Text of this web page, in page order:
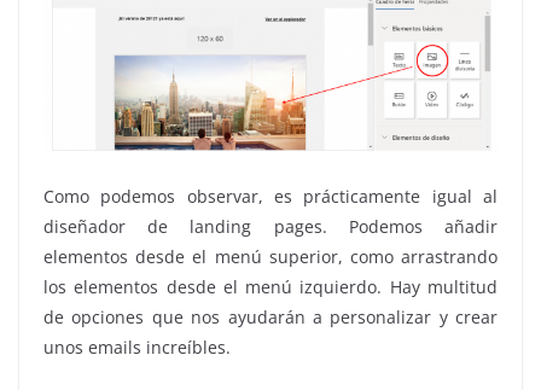
Como podemos observar, es prácticamente igual al
diseñador de landing pages. Podemos añadir
elementos desde el menú superior, como arrastrando
los elementos desde el menú izquierdo. Hay multitud
de opciones que nos ayudarán a personalizar y crear
unos emails increíbles.